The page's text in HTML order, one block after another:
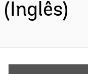
(Inglês)